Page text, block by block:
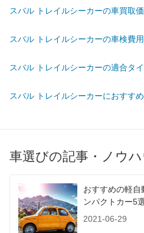
後輪サイズ 235/60R18
WLTC/市街地 -
WLTC/高速道路 -
60km定地 -
スバル トレイルシーカーの車買取
スバル トレイルシーカーの車検費
スバル トレイルシーカーの適合タ
スバル トレイルシーカーにおすす
車選びの記事・ノウハ
おすすめの軽自
ンパクトカー5
2021-06-29